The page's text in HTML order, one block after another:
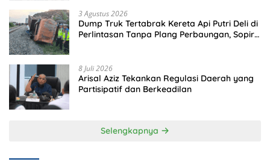
3 Agustus 2026
Dump Truk Tertabrak Kereta Api Putri Deli di
Perlintasan Tanpa Plang Perbaungan, Sopir
8 Juli 2026
Arisal Aziz Tekankan Regulasi Daerah yang
Partisipatif dan Berkeadilan
Selengkapnya